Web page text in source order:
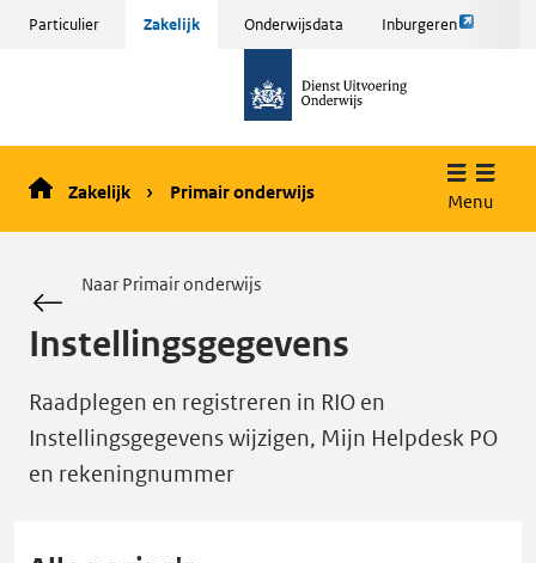
Sla
naar
inhoud
Particulier Zakelijk Onderwijsdata Inburgeren
Link
pagina
de
Zakelijk Primair onderwijs Menu
Naar Primair onderwijs
Instellingsgegevens
Raadplegen en registreren in RIO en
Instellingsgegevens wijzigen, Mijn Helpdesk PO
en rekeningnummer